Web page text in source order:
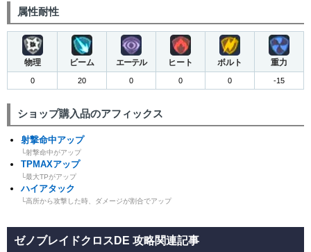
属性耐性
物理 ビーム エーテル ヒート ボルト 重力
0 20 0 0 0 -15
ショップ購入品のアフィックス
射撃命中アップ
└射撃命中がアップ
TPMAXアップ
└最大TPがアップ
ハイアタック
└高所から攻撃した時、ダメージが割合でアップ
ゼノブレイドクロスDE 攻略関連記事